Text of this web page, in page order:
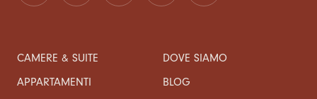
CAMERE & SUITE
APPARTAMENTI
DOVE SIAMO
BLOG